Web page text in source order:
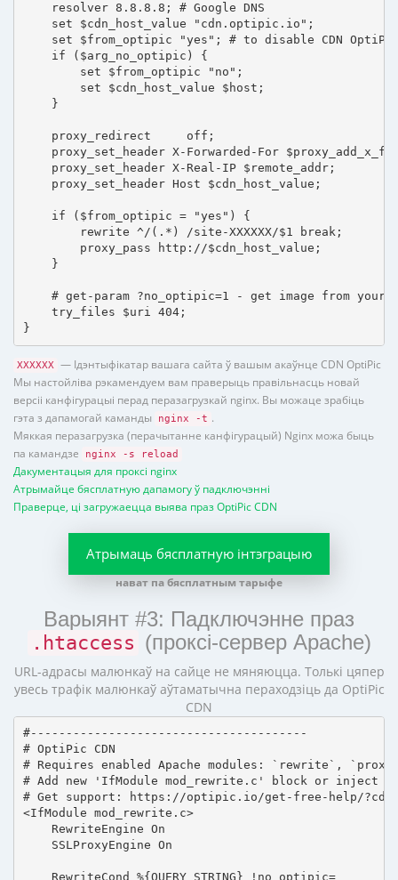
    resolver 8.8.8.8; # Google DNS
    set $cdn_host_value "cdn.optipic.io";
set $from_optipic "yes"; # to disable CDN
    if ($arg_no_optipic) {
        set $from_optipic "no";
        set $cdn_host_value $host;
    }
    proxy_redirect     off;
proxy_set_header X-Forwarded-For
    proxy_set_header X-Real-IP $remote_addr;
    proxy_set_header Host $cdn_host_value;
    if ($from_optipic = "yes") {
        rewrite ^/(.*) /site-XXXXXX/$1 break;
        proxy_pass http://$cdn_host_value;
    }
# get-param ?no_optipic=1 - get image from your
    try_files $uri 404;
}
XXXXXX
— Ідэнтыфікатар вашага сайта ў вашым акаўнце CDN OptiPic
Мы настойліва рэкамендуем вам праверыць правільнасць новай
версіі канфігурацыі перад перазагрузкай nginx. Вы можаце зрабіць
гэта з дапамогай каманды
nginx -t .
Мяккая перазагрузка (перачытанне канфігурацый) Nginx можа быць
па камандзе
nginx -s reload
Дакументацыя для проксі nginx
Атрымайце бясплатную дапамогу ў падключэнні
Праверце, ці загружаецца выява праз OptiPic CDN
Атрымаць бясплатную інтэграцыю
нават па бясплатным тарыфе
Варыянт #3: Падключэнне праз
.htaccess (проксі-сервер Apache)
URL-адрасы малюнкаў на сайце не мяняюцца. Толькі цяпер
увесь трафік малюнкаў аўтаматычна пераходзіць да OptiPic
CDN
#---------------------------------------
# OptiPic CDN
# Requires enabled Apache modules: `rewrite`,
# Add new 'IfModule mod_rewrite.c' block or inject
# Get support: https://optipic.io/get-free-help/
<IfModule mod_rewrite.c>
    RewriteEngine On
    SSLProxyEngine On
    RewriteCond %{QUERY_STRING} !no_optipic=